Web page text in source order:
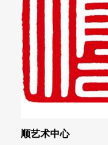
顺艺术中心